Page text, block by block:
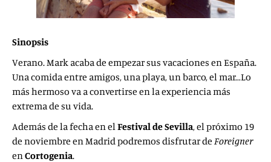
Sinopsis
Verano. Mark acaba de empezar sus vacaciones en España.
Una comida entre amigos, una playa, un barco, el mar…Lo
más hermoso va a convertirse en la experiencia más
extrema de su vida.
Además de la fecha en el Festival de Sevilla, el próximo 19
de noviembre en Madrid podremos disfrutar de Foreigner
en Cortogenia.